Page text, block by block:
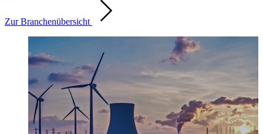
Zur Branchenübersicht